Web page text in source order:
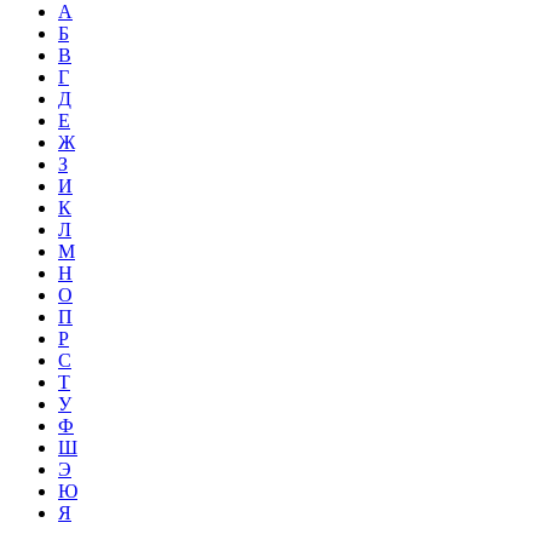
А
Б
В
Г
Д
Е
Ж
З
И
К
Л
М
Н
О
П
Р
С
Т
У
Ф
Ш
Э
Ю
Я